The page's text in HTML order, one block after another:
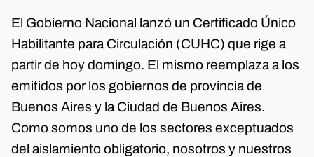
El Gobierno Nacional lanzó un Certificado Único
Habilitante para Circulación (CUHC) que rige a
partir de hoy domingo. El mismo reemplaza a los
emitidos por los gobiernos de provincia de
Buenos Aires y la Ciudad de Buenos Aires.
Como somos uno de los sectores exceptuados
del aislamiento obligatorio, nosotros y nuestros